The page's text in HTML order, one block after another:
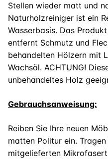
Stellen wieder matt und
Naturholzreiniger ist ein
Wasserbasis. Das
entfernt Schmutz und
behandelten Hölzern mit
Wachsöl. ACHTUNG!
unbehandeltes Holz
Gebrauchsanweisung:
Reiben Sie Ihre neuen
matten Politur ein.
mitgelieferten